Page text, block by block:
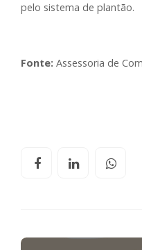
pelo sistema de plantão.
Fonte: Assessoria de